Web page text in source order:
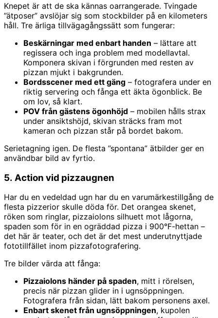
Knepet är att de ska kännas oarrangerade. Tvingade
”ätposer” avslöjar sig som stockbilder på en kilometers
håll. Tre ärliga tillvägagångssätt som fungerar:
Beskärningar med enbart handen – lättare att
regissera och inga problem med modellavtal.
Komponera skivan i förgrunden med resten av
pizzan mjukt i bakgrunden.
Bordsscener med ett gäng – fotografera under en
riktig servering och fånga ett äkta ögonblick. Be
om lov, så klart.
POV från gästens ögonhöjd – mobilen hålls strax
under ansiktshöjd, skivan sträcks fram mot
kameran och pizzan står på bordet bakom.
Serietagning igen. De flesta ”spontana” ätbilder ger en
användbar bild av fyrtio.
5. Action vid pizzaugnen
Har du en vedeldad ugn har du en varumärkestillgång de
flesta pizzerior skulle döda för. Det orangea skenet,
röken som ringlar, pizzaiolons silhuett mot lågorna,
spaden som för in en ogräddad pizza i 900°F-hettan –
det här är teater, och det är det mest underutnyttjade
fototillfället inom pizzafotografering.
Tre bilder värda att fånga:
Pizzaiolons händer på spaden, mitt i rörelsen,
precis när pizzan glider in i ugnsöppningen.
Fotografera från sidan, lätt bakom personens axel.
Enbart skenet från ugnsöppningen, kupolen